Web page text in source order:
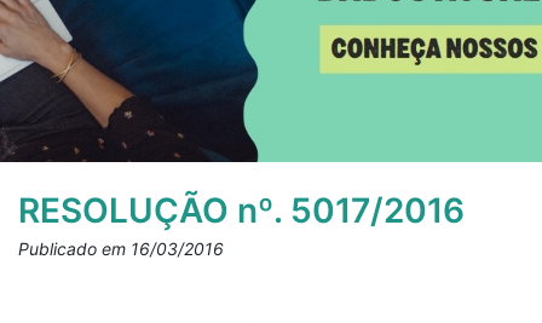
RESOLUÇÃO nº. 5017/2016
Publicado em 16/03/2016